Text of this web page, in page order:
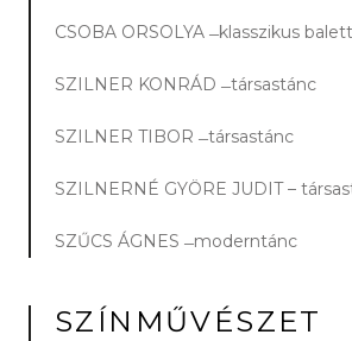
CSOBA ORSOLYA­­ ̶ klasszikus balett
SZILNER KONRÁD ­­ ̶ társastánc
SZILNER TIBOR ­­ ̶ társastánc
SZILNERNÉ GYÖRE JUDIT –
SZŰCS ÁGNES ­­ ̶ moderntánc
SZÍNMŰVÉSZET